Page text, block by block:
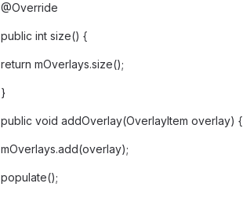
@Override
public int size() {
return mOverlays.size();
}
public void addOverlay(OverlayItem overlay) {
mOverlays.add(overlay);
populate();